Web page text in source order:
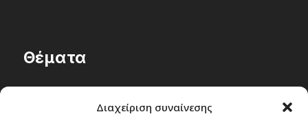
Διαχείριση συναίνεσης
Θέματα
Passenger στον κόσμο